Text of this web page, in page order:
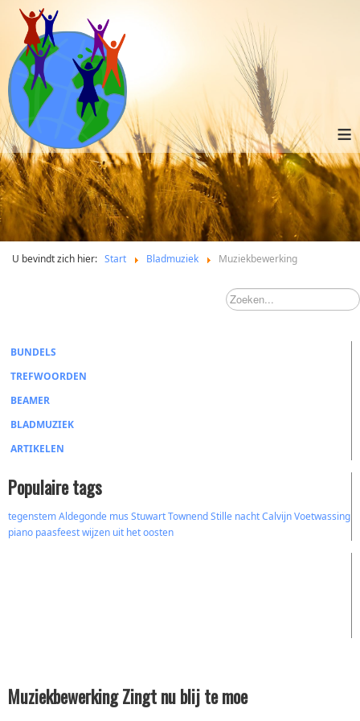
≡
U bevindt zich hier: Start Bladmuziek Muziekbewerking
BUNDELS
TREFWOORDEN
BEAMER
BLADMUZIEK
ARTIKELEN
Populaire tags
tegenstemAldegonde mus Stuwart TownendStille nachtCalvijnVoetwassing
piano paasfeestwijzen uit het oosten
Muziekbewerking Zingt nu blij te moe